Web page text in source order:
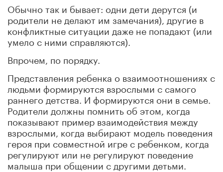
Обычно так и бывает: одни дети дерутся (и
родители не делают им замечания), другие в
конфликтные ситуации даже не попадают (или
умело с ними справляются).
Впрочем, по порядку.
Представления ребенка о взаимоотношениях с
людьми формируются взрослыми с самого
раннего детства. И формируются они в семье.
Родители должны помнить об этом, когда
показывают пример взаимодействия между
взрослыми, когда выбирают модель поведения
героя при совместной игре с ребенком, когда
регулируют или не регулируют поведение
малыша при общении с другими детьми.